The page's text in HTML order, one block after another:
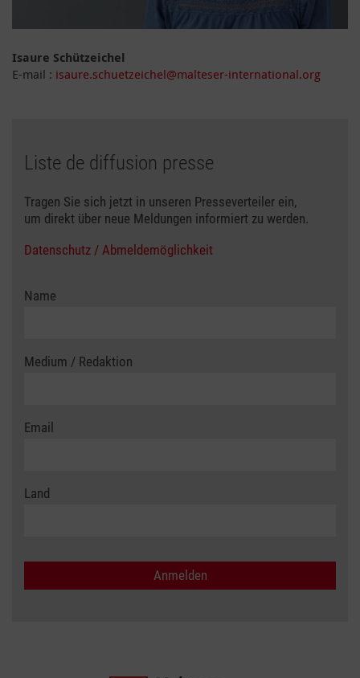
Isaure Schützeichel
E-mail : isaure.schuetzeichel@malteser-international.org
Liste de diffusion presse
Tragen Sie sich jetzt in unseren Presseverteiler ein,
um direkt über neue Meldungen informiert zu werden.
Datenschutz / Abmeldemöglichkeit
Name
Medium / Redaktion
Email
Land